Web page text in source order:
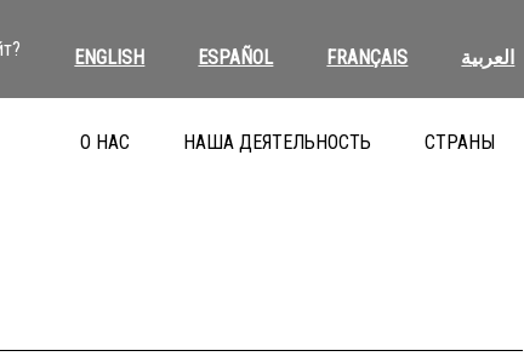
ENGLISH ESPAÑOL FRANÇAIS العربية
О НАС НАША ДЕЯТЕЛЬНОСТЬ СТРАНЫ